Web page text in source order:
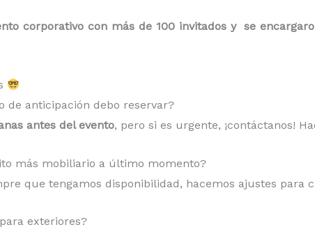
corporativo con más de 100 invitados y se
de anticipación debo reservar?
antes del evento, pero si es urgente, ¡contáctanos!
más mobiliario a último momento?
que tengamos disponibilidad, hacemos ajustes para
exteriores?